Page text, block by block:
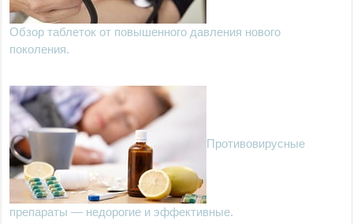
Обзор таблеток от повышенного давления нового
поколения.
Противовирусные
препараты — недорогие и эффективные.